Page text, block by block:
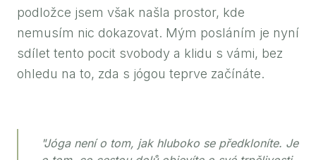
podložce jsem však našla prostor, kde
nemusím nic dokazovat. Mým posláním je nyní
sdílet tento pocit svobody a klidu s vámi, bez
ohledu na to, zda s jógou teprve začínáte.
"Jóga není o tom, jak hluboko se předkloníte. Je